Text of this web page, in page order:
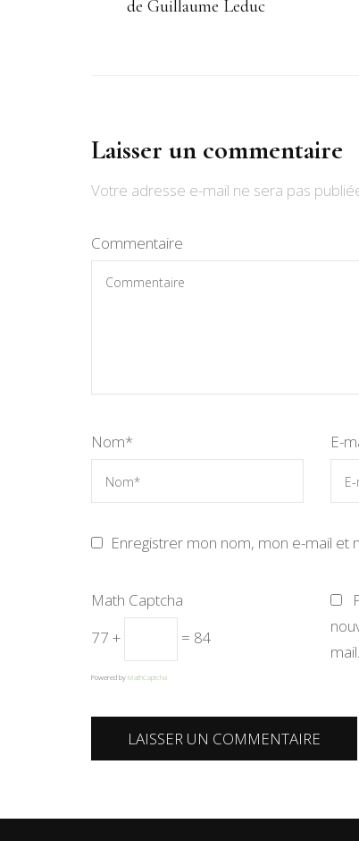
de Guillaume Leduc
Laisser un commentaire
Votre adresse e-mail ne sera pas
Commentaire
Nom* E-
Enregistrer mon nom, mon e-mail et
Math Captcha
77 +
= 84
Powered byMathCaptcha
mail.